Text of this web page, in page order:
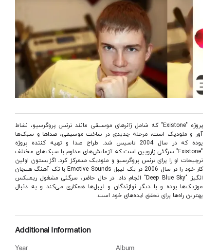
پروژه "Existone" که شامل ژانرهای موسیقی مانند ترنس پروگرسیو، نشاط
آور و ملودیک است، مرحله جدیدی در ساخت موسیقی، صداها و سبک‌ها
بوده که در سال 2004 تاسیس شد. طراح صدا و تهیه کننده پروژه
"Existone" سرگئی زاروبین است که آزمایش‌های مداوم با سبک‌های مختلف
ترجیحات او را برای ترنس پروگرسیو و ملودیک متمرکز کرد. اگزیستون اولین
کار خود را در سال 2006 در یک لیبل Emotive Sounds با تک آهنگ هیجان
انگیز "Deep Blue Sky" انجام داد. در حال حاضر، سرگئی مشغول ریمیکس
موزیک‌ها بوده و با دیگر نوازندگان و لیبل‌ها همکاری می‌کند و به دنبال
بهترین راه‌ها برای تحقق ایده‌های خود است.
Additional Information
Year Album